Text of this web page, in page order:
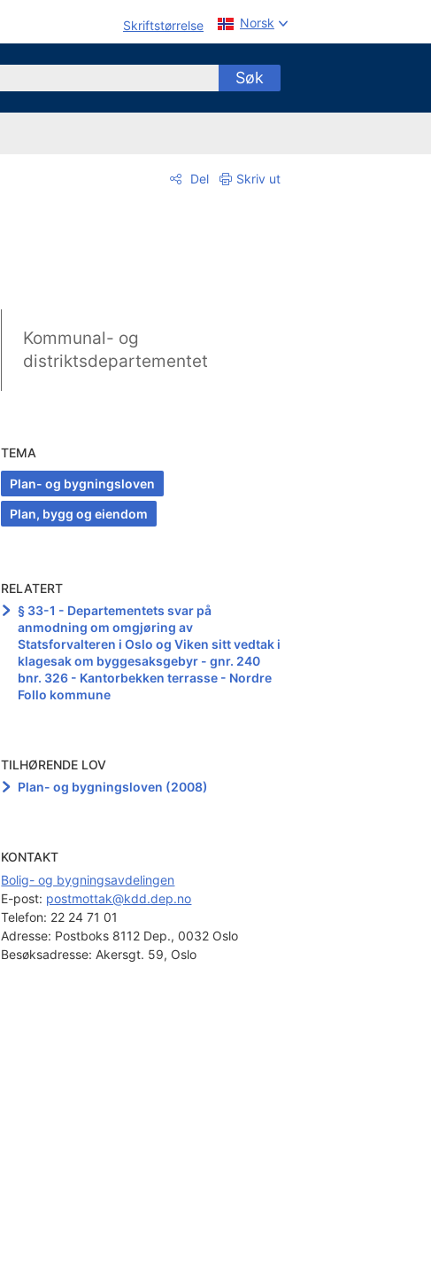
Skriftstørrelse Norsk
Søk
Del Skriv ut
Kommunal- og
distriktsdepartementet
TEMA
Plan- og bygningsloven
Plan, bygg og eiendom
RELATERT
§ 33-1 - Departementets svar på
anmodning om omgjøring av
Statsforvalteren i Oslo og Viken sitt vedtak i
klagesak om byggesaksgebyr - gnr. 240
bnr. 326 - Kantorbekken terrasse - Nordre
Follo kommune
TILHØRENDE LOV
Plan- og bygningsloven (2008)
KONTAKT
Bolig- og bygningsavdelingen
E-post: postmottak@kdd.dep.no
Telefon: 22 24 71 01
Adresse: Postboks 8112 Dep., 0032 Oslo
Besøksadresse: Akersgt. 59, Oslo